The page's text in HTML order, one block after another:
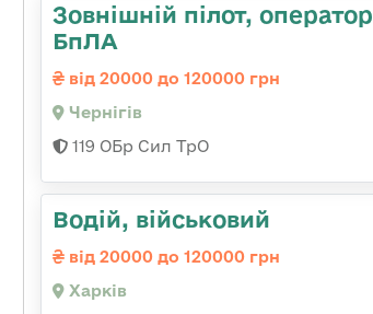
Зовнішній пілот, оператор
БпЛА
від 20000 до 120000 грн
Чернігів
119 ОБр Сил ТрО
Водій, військовий
від 20000 до 120000 грн
Харків